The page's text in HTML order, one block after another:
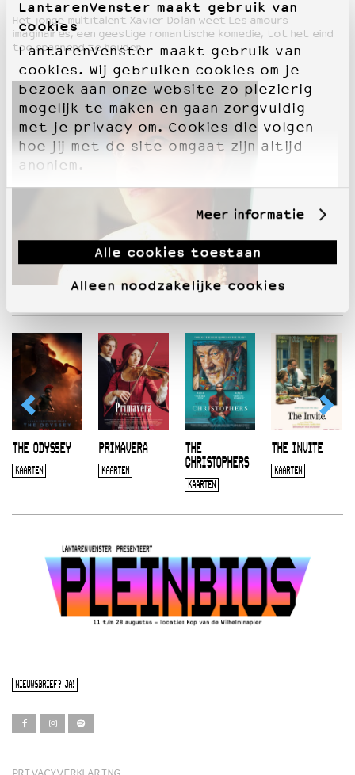
LantarenVenster maakt gebruik van
cookies
LantarenVenster maakt gebruik van
cookies. Wij gebruiken cookies om je
bezoek aan onze website zo plezierig
mogelijk te maken en gaan zorgvuldig
met je privacy om. Cookies die volgen
hoe jij met de site omgaat zijn altijd
anoniem.
Meer informatie
Alle cookies toestaan
Alleen noodzakelijke cookies
Het jonge multitalent Xavier Dolan weet Les amours
imaginaires, een geestige romantische komedie, tot het eind
toe spannend te houden.
THE ODYSSEY
KAARTEN
PRIMAVERA
KAARTEN
THE
CHRISTOPHERS
KAARTEN
THE INVITE
KAARTEN
NIEUWSBRIEF? JA!